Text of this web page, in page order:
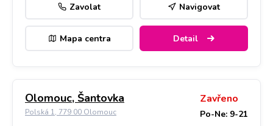
Zavolat Navigovat
Mapa centra Detail
Olomouc, Šantovka
Polská 1, 779 00 Olomouc
Zavřeno
Po-Ne: 9-21